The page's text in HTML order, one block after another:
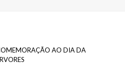
AO DIA DA